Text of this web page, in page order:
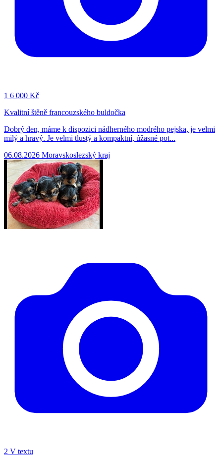
1 6 000 Kč
Kvalitní štěně francouzského buldočka
Dobrý den, máme k dispozici nádherného modrého pejska, je velmi
milý a hravý. Je velmi tlustý a kompaktní, úžasné pot...
06.08.2026 Moravskoslezský kraj
2 V textu